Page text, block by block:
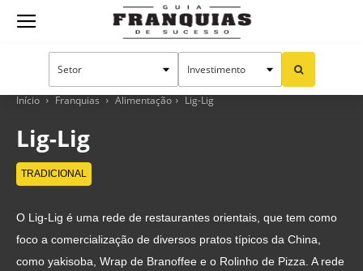
Guia
Franquias
Sucesso
Início Franquias Alimentação Lig-Lig
Lig-Lig
TRADICIONAL
O Lig-Lig é uma rede de restaurantes orientais, que tem como
foco a comercialização de diversos pratos típicos da China,
como yakisoba, Wrap de Branoffee e o Rolinho de Pizza. A rede